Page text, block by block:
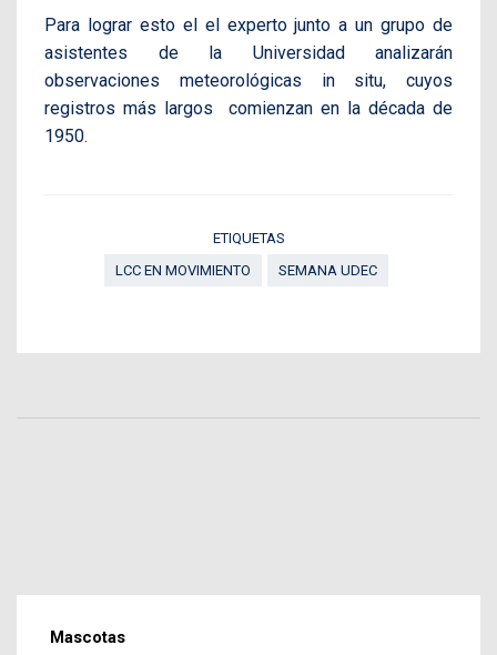
Para lograr esto el el experto junto a un grupo de
asistentes de la Universidad analizarán
observaciones meteorológicas in situ, cuyos
registros más largos comienzan en la década de
1950.
ETIQUETAS
LCC EN MOVIMIENTO
SEMANA UDEC
Mascotas